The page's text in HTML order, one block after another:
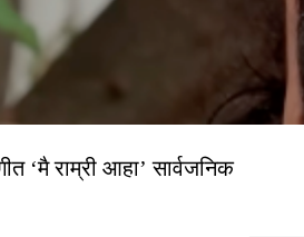
‘मै राम्री आहा’ सार्वजनिक